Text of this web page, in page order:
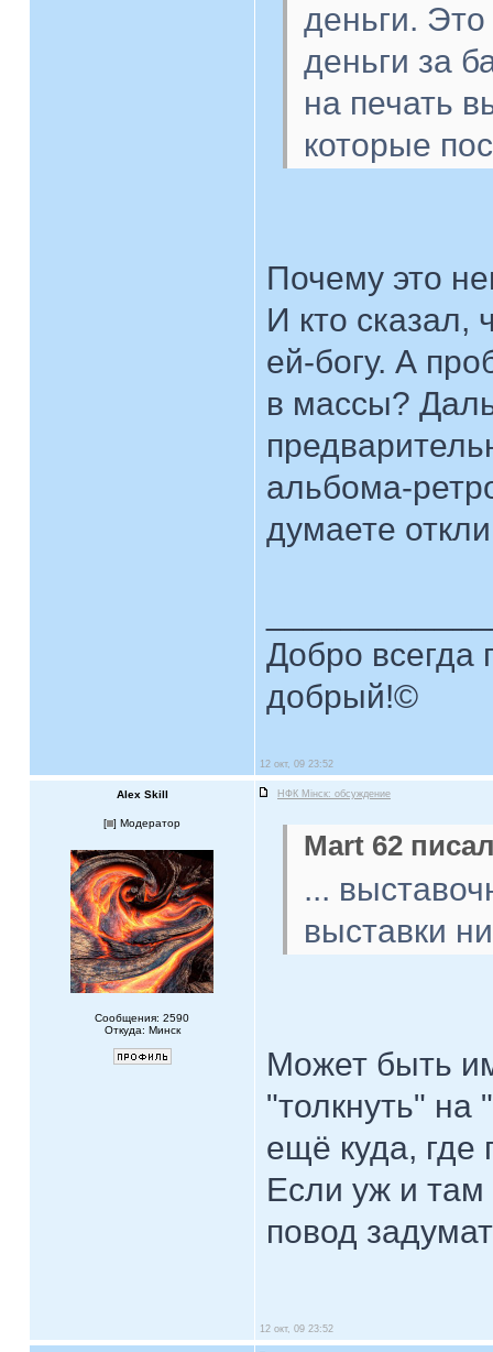
деньги.
деньги за
на печать
которые
Почему это
И кто сказал,
ей-богу. А
в массы?
альбома-
думаете
Добро всегда
добрый!©
12 окт, 09 23:52
Alex Skill НФК Мiнск: обсуждение
[ ] Модератор
Сообщения: 2590
Откуда: Минск
Mart 62
...
выставки
Может быть
"толкнуть"
ещё куда, где
Если уж и там
повод
12 окт, 09 23:52